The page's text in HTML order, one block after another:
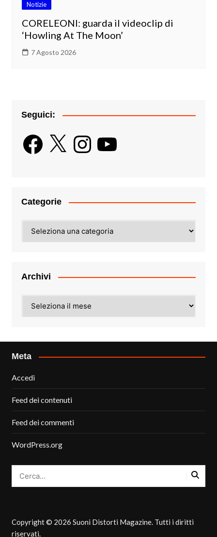
Notizie
CORELEONI: guarda il videoclip di
‘Howling At The Moon’
7 Agosto 2026
Seguici:
Facebook
X InstagramYouTube
Categorie
Archivi
Meta
Accedi
Feed dei contenuti
Feed dei commenti
WordPress.org
Copyright © 2026 Suoni Distorti Magazine. Tutti i diritti
riservati.